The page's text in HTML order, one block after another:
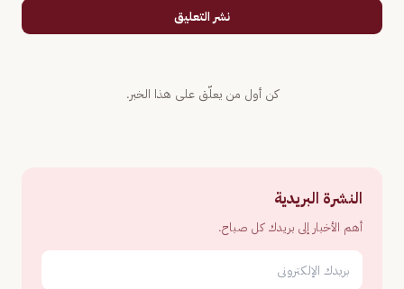
نشر التعليق
كن أول من يعلّق على هذا الخبر.
النشرة البريدية
أهم الأخبار إلى بريدك كل صباح.